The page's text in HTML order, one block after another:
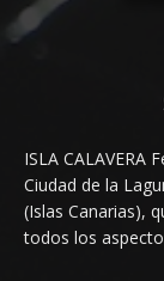
ISLA CALAVERA
Ciudad de la
(Islas Canarias),
todos los